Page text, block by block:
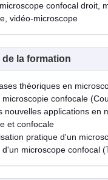
confocal droit,
vidéo-microscope
la formation
théoriques en
confocale
nouvelles applications en
et confocale
pratique d'un
microscope confocal